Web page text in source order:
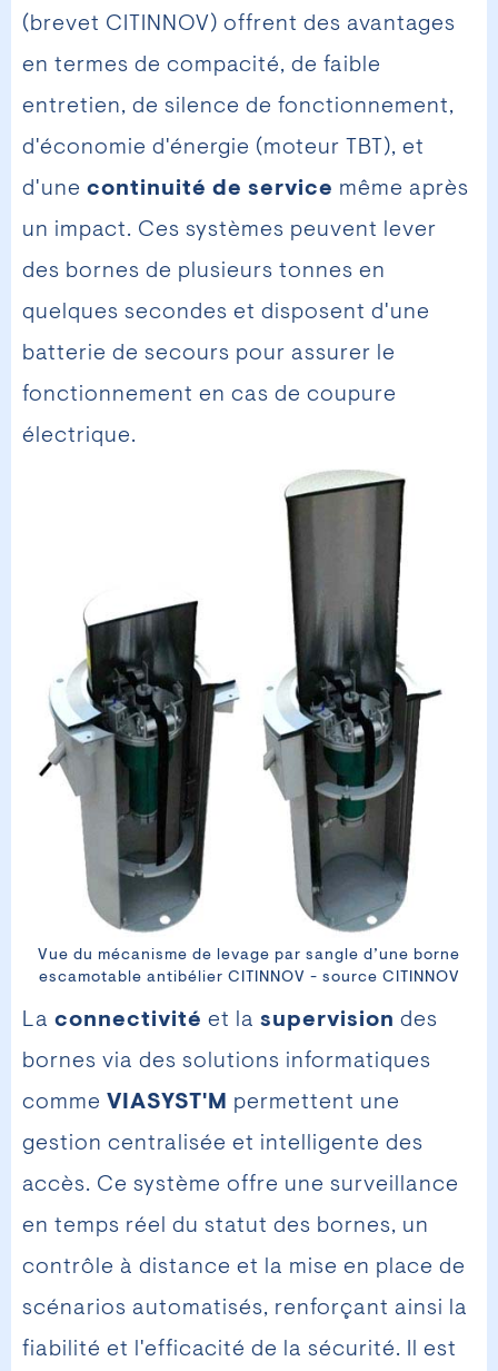
(brevet CITINNOV) offrent des avantages
en termes de compacité, de faible
entretien, de silence de fonctionnement,
d'économie d'énergie (moteur TBT), et
d'une continuité de service même après
un impact. Ces systèmes peuvent lever
des bornes de plusieurs tonnes en
quelques secondes et disposent d'une
batterie de secours pour assurer le
fonctionnement en cas de coupure
électrique.
Vue du mécanisme de levage par sangle d’une borne
escamotable antibélier CITINNOV - source CITINNOV
La connectivité et la supervision des
bornes via des solutions informatiques
comme VIASYST'M permettent une
gestion centralisée et intelligente des
accès. Ce système offre une surveillance
en temps réel du statut des bornes, un
contrôle à distance et la mise en place de
scénarios automatisés, renforçant ainsi la
fiabilité et l'efficacité de la sécurité. Il est